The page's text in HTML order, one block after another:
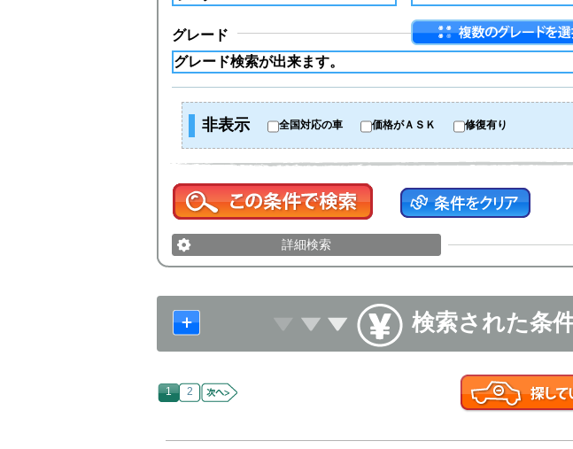
グレード
非表示 全国対応の車 価格がＡＳＫ 修復有り
詳細検索
検索された条
1 2